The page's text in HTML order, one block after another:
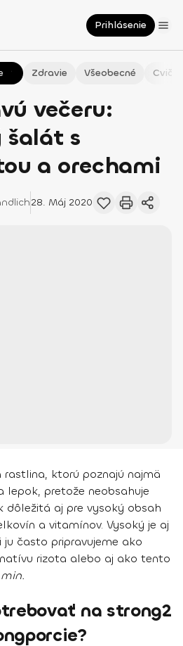
Prihlásenie
Zdravie Všeobecné
večeru:
šalát s
a orechami
28. Máj 2020
rastlina, ktorú poznajú najmä
lepok, pretože neobsahuje
dôležitá aj pre vysoký obsah
a vitamínov. Vysoký je aj
často pripravujeme ako
rizota alebo aj ako tento
na strong2